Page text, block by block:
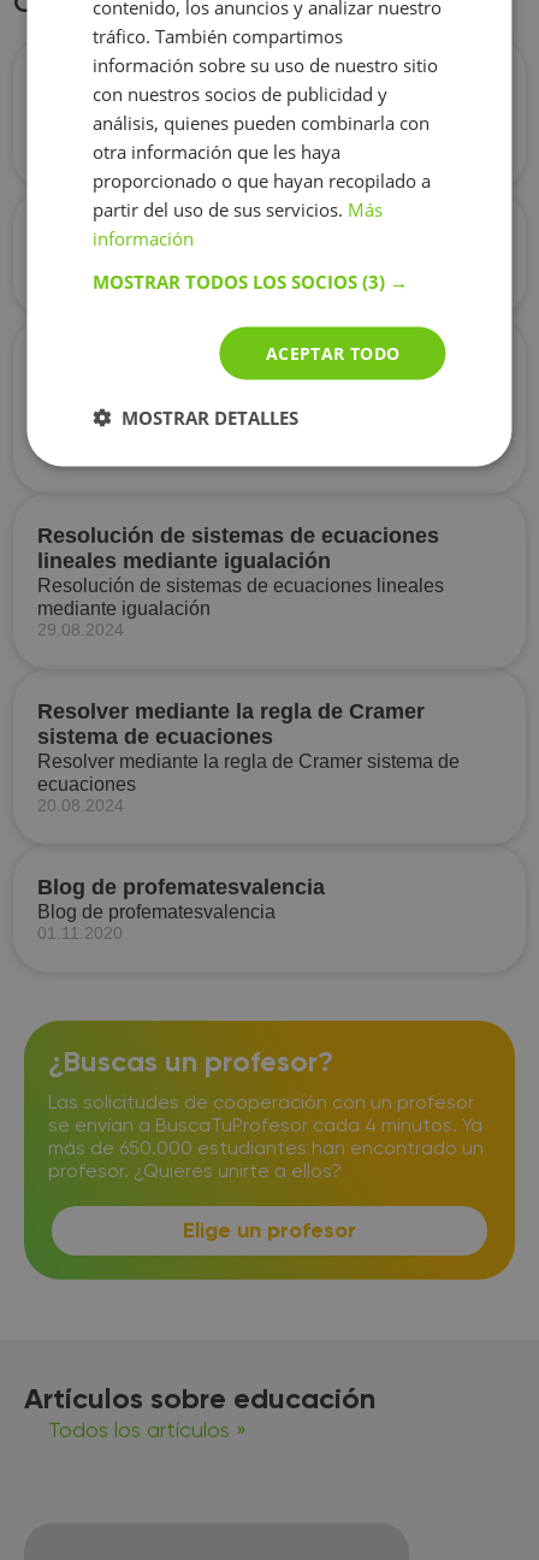
El pensamiento "antifórmulas" en
derivadas. (Parte 1)
El pensamiento "antifórmulas" en derivadas. (Parte 1)
02.10.2024
El método singapur
20.02.2024
Tipos de ecuaciones: con una solución, sin
solución o con infinitas soluciones
Tipos de ecuaciones: con una solución, sin solución
o con infinitas soluciones
08.08.2025
Resolución de sistemas de ecuaciones
lineales mediante igualación
Resolución de sistemas de ecuaciones lineales
mediante igualación
29.08.2024
Resolver mediante la regla de Cramer
sistema de ecuaciones
Resolver mediante la regla de Cramer sistema de
ecuaciones
20.08.2024
Blog de profematesvalencia
Blog de profematesvalencia
01.11.2020
¿Buscas un profesor?
Las solicitudes de cooperación con un profesor
se envían a BuscaTuProfesor cada 4 minutos. Ya
más de 650.000 estudiantes han encontrado un
profesor. ¿Quieres unirte a ellos?
Elige un profesor
Artículos sobre educación
Todos los artículos »
contenido, los anuncios y analizar nuestro
tráfico. También compartimos
información sobre su uso de nuestro sitio
con nuestros socios de publicidad y
análisis, quienes pueden combinarla con
otra información que les haya
proporcionado o que hayan recopilado a
partir del uso de sus servicios. Más
información
MOSTRAR TODOS LOS SOCIOS(3) →
ACEPTAR TODO
MOSTRAR DETALLES